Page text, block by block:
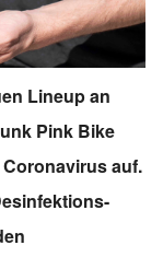
Lineup an
Pink Bike
auf.